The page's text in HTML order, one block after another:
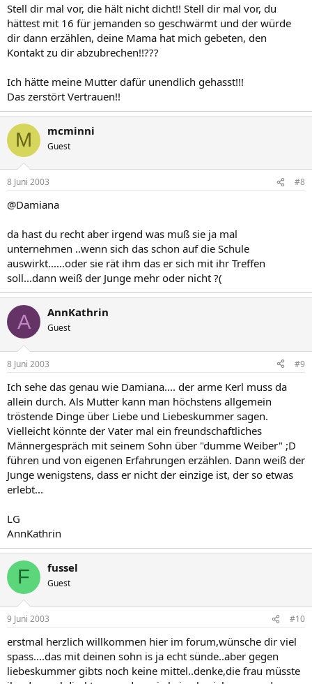
Stell dir mal vor, die hält nicht dicht!! Stell dir mal vor, du
hättest mit 16 für jemanden so geschwärmt und der würde
dir dann erzählen, deine Mama hat mich gebeten, den
Kontakt zu dir abzubrechen!!???
Ich hätte meine Mutter dafür unendlich gehasst!!!
Das zerstört Vertrauen!!
M mcminni
Guest
8 Juni 2003 #8
@Damiana
da hast du recht aber irgend was muß sie ja mal
unternehmen ..wenn sich das schon auf die Schule
auswirkt......oder sie rät ihm das er sich mit ihr Treffen
soll...dann weiß der Junge mehr oder nicht ?(
A AnnKathrin
Guest
8 Juni 2003 #9
Ich sehe das genau wie Damiana.... der arme Kerl muss da
allein durch. Als Mutter kann man höchstens allgemein
tröstende Dinge über Liebe und Liebeskummer sagen.
Vielleicht könnte der Vater mal ein freundschaftliches
Männergespräch mit seinem Sohn über "dumme Weiber" ;D
führen und von eigenen Erfahrungen erzählen. Dann weiß der
Junge wenigstens, dass er nicht der einzige ist, der so etwas
erlebt...
LG
AnnKathrin
F fussel
Guest
9 Juni 2003 #10
erstmal herzlich willkommen hier im forum,wünsche dir viel
spass....das mit deinen sohn is ja echt sünde..aber gegen
liebeskummer gibts noch keine mittel..denke,die frau müsste